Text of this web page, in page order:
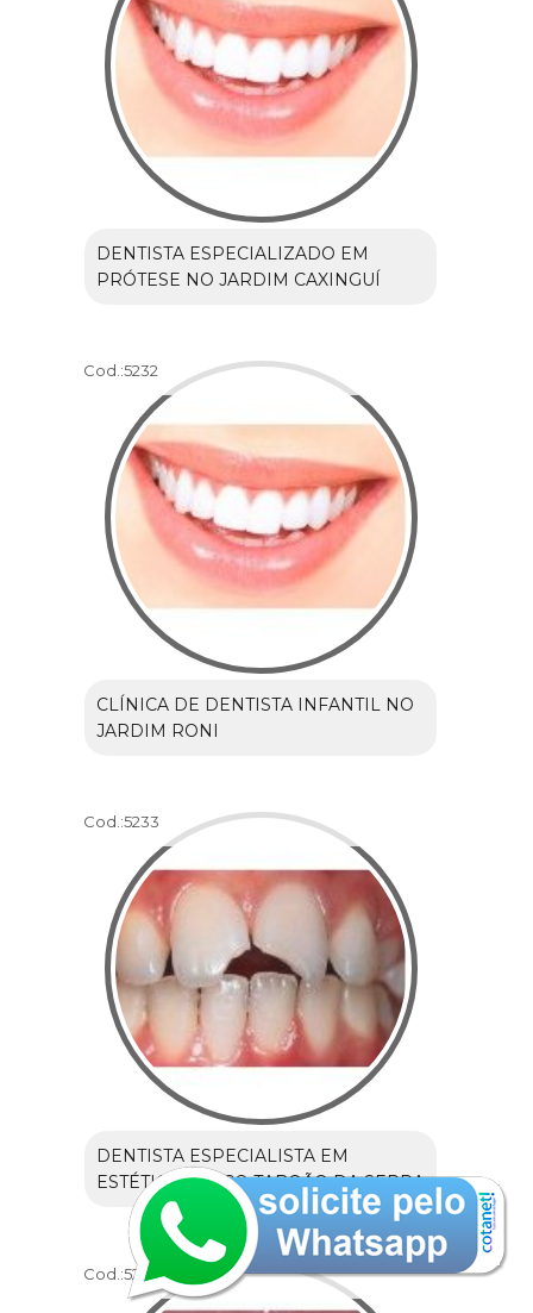
DENTISTA ESPECIALIZADO EM
PRÓTESE NO JARDIM CAXINGUÍ
Cod.:5232
CLÍNICA DE DENTISTA INFANTIL NO
JARDIM RONI
Cod.:5233
DENTISTA ESPECIALISTA EM
ESTÉTICA PREÇO TABOÃO DA SERRA
Cod.:5234